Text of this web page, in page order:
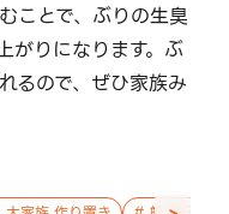
ことで、ぶりの生臭
がりになります。ぶ
るので、ぜひ家族み